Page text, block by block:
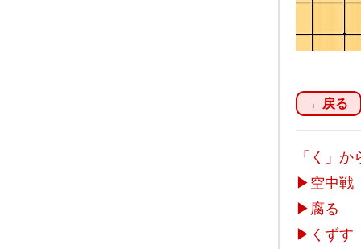
←戻る
「く」
▶ 空中戦
▶ 腐る
▶ くずす